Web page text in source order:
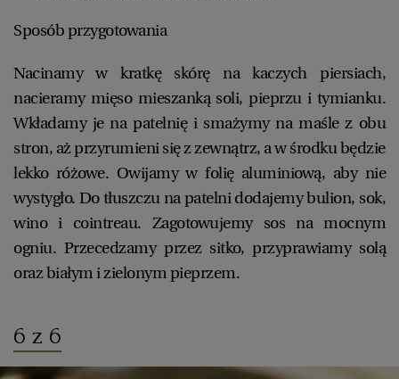
Sposób przygotowania
Nacinamy w kratkę skórę na kaczych piersiach,
nacieramy mięso mieszanką soli, pieprzu i tymianku.
Wkładamy je na patelnię i smażymy na maśle z obu
stron, aż przyrumieni się z zewnątrz, a w środku będzie
lekko różowe. Owijamy w folię aluminiową, aby nie
wystygło. Do tłuszczu na patelni dodajemy bulion, sok,
wino i cointreau. Zagotowujemy sos na mocnym
ogniu. Przecedzamy przez sitko, przyprawiamy solą
oraz białym i zielonym pieprzem.
6 z 6